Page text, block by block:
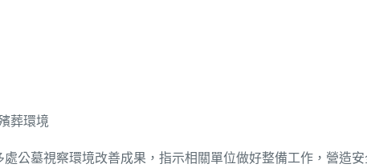
公墓視察環境改善成果，指示相關單位做好整備工作，營造